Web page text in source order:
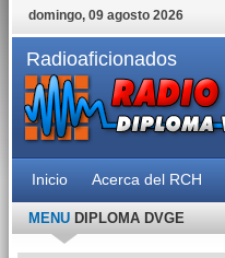
domingo, 09 agosto 2026
Radioaficionados
Inicio Acerca del RCH
MENUDIPLOMA DVGE